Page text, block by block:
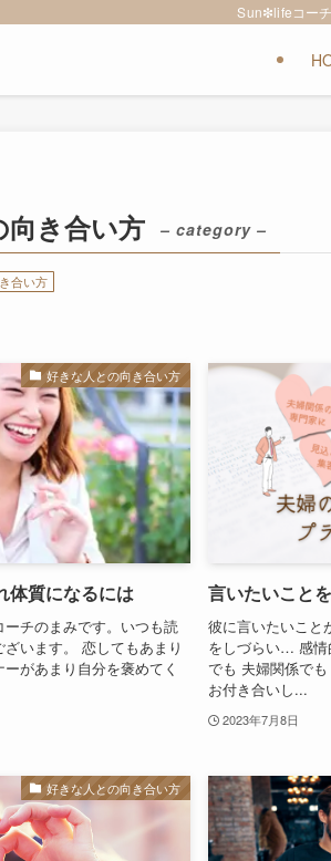
Sun❇︎lifeコーチ
き合い方 – category –
合い方
好きな人との向き合い方
体質になるには
チのまみです。いつも読
います。 恋してもあまり
があまり自分を褒めてく
言いたいこと
彼に言いたいこ
をしづらい… 感
でも 夫婦関係で
お付き合いし...
2023年7月8日
好きな人との向き合い方